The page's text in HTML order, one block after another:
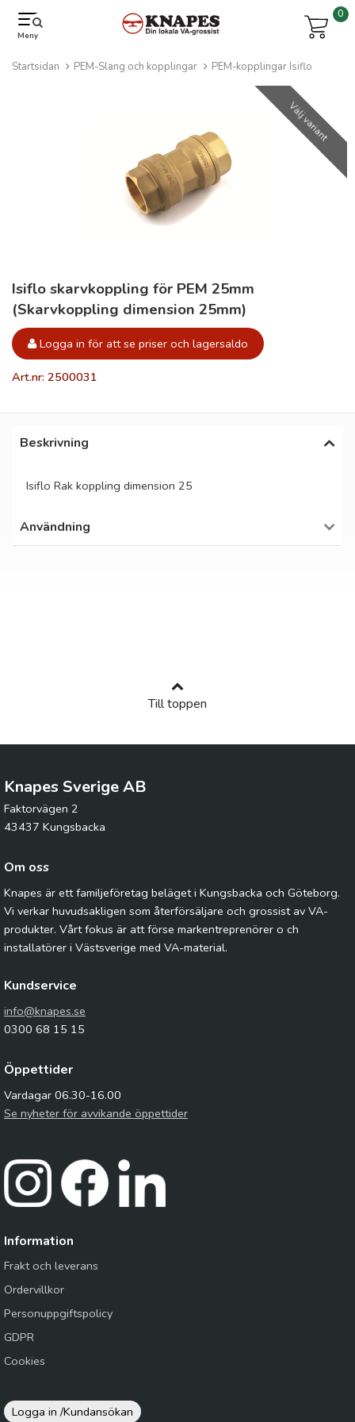
Meny
0
Startsidan PEM-Slang och kopplingar PEM-kopplingar Isiflo
Välj variant
Isiflo skarvkoppling för PEM 25mm
(Skarvkoppling dimension 25mm)
Logga in för att se priser och lagersaldo
Art.nr: 2500031
Beskrivning
Isiflo Rak koppling dimension 25
Användning
Till toppen
Knapes Sverige AB
Faktorvägen 2
43437 Kungsbacka
Om oss
Knapes är ett familjeföretag beläget i Kungsbacka och Göteborg.
Vi verkar huvudsakligen som återförsäljare och grossist av VA-
produkter. Vårt fokus är att förse markentreprenörer o ch
installatörer i Västsverige med VA-material.
Kundservice
info@knapes.se
0300 68 15 15
Öppettider
Vardagar 06.30-16.00
Se nyheter för avvikande öppettider
Information
Frakt och leverans
Ordervillkor
Personuppgiftspolicy
GDPR
Cookies
Logga in /Kundansökan